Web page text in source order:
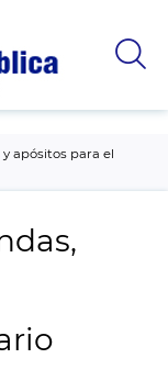
apósitos para el